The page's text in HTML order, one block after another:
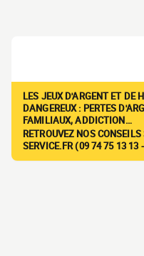
LES JEUX D'ARGENT ET DE
DANGEREUX : PERTES
FAMILIAUX, ADDICTION…
RETROUVEZ NOS
SERVICE.FR (09 74 75 13 13